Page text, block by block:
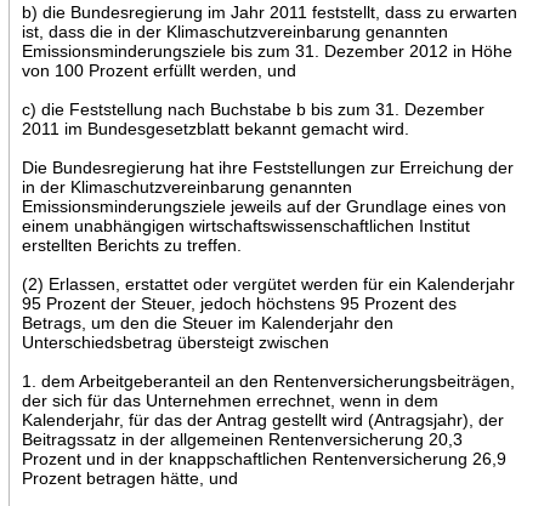
b) die Bundesregierung im Jahr 2011 feststellt, dass zu erwarten
ist, dass die in der Klimaschutzvereinbarung genannten
Emissionsminderungsziele bis zum 31. Dezember 2012 in Höhe
von 100 Prozent erfüllt werden, und
c) die Feststellung nach Buchstabe b bis zum 31. Dezember
2011 im Bundesgesetzblatt bekannt gemacht wird.
Die Bundesregierung hat ihre Feststellungen zur Erreichung der
in der Klimaschutzvereinbarung genannten
Emissionsminderungsziele jeweils auf der Grundlage eines von
einem unabhängigen wirtschaftswissenschaftlichen Institut
erstellten Berichts zu treffen.
(2) Erlassen, erstattet oder vergütet werden für ein Kalenderjahr
95 Prozent der Steuer, jedoch höchstens 95 Prozent des
Betrags, um den die Steuer im Kalenderjahr den
Unterschiedsbetrag übersteigt zwischen
1. dem Arbeitgeberanteil an den Rentenversicherungsbeiträgen,
der sich für das Unternehmen errechnet, wenn in dem
Kalenderjahr, für das der Antrag gestellt wird (Antragsjahr), der
Beitragssatz in der allgemeinen Rentenversicherung 20,3
Prozent und in der knappschaftlichen Rentenversicherung 26,9
Prozent betragen hätte, und